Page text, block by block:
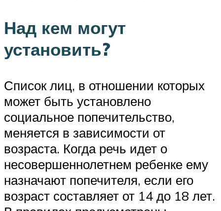
Над кем могут
установить?
Список лиц, в отношении которых
может быть установлено
социальное попечительство,
меняется в зависимости от
возраста. Когда речь идет о
несовершеннолетнем ребенке ему
назначают попечителя, если его
возраст составляет от 14 до 18 лет.